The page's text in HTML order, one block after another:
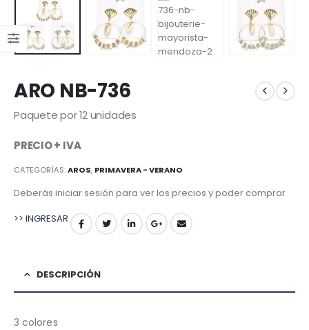
ARO NB-736
Paquete por 12 unidades
PRECIO + IVA
CATEGORÍAS:AROS, PRIMAVERA - VERANO
Deberás iniciar sesión para ver los precios y poder comprar
>> INGRESAR
DESCRIPCIÓN
3 colores